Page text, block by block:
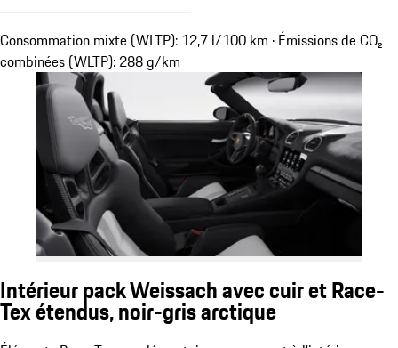
Consommation mixte (WLTP): 12,7 l/100 km · Émissions de CO₂
combinées (WLTP): 288 g/km
Intérieur pack Weissach avec cuir et Race-
Tex étendus, noir-gris arctique